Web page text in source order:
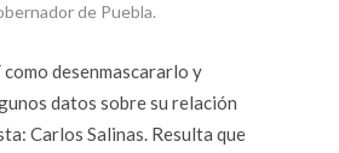
de Puebla.
como desenmascararlo y
datos sobre su relación
Carlos Salinas. Resulta que